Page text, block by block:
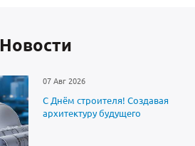
Новоcти
07 Авг 2026
С Днём строителя! Создавая
архитектуру будущего